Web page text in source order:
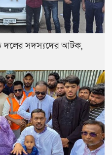
দলের সদস্যদের আটক,